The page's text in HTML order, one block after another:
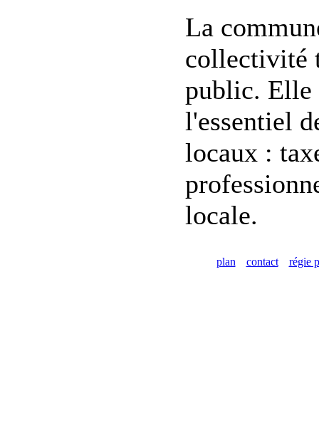
La
collectivité
public. Elle
l'essentiel
locaux :
locale.
plan contact régie